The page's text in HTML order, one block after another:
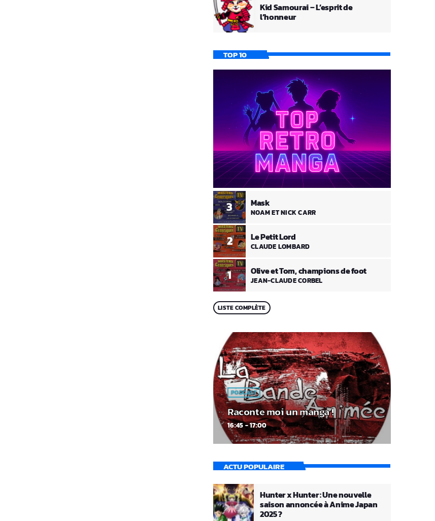
Kid Samourai – L’esprit de
l’honneur
TOP 10
1 Olive et Tom, champions de foot
JEAN-CLAUDE CORBEL
2 Le Petit Lord
CLAUDE LOMBARD
3 Mask
NOAM ET NICK CARR
LISTE COMPLÈTE
PODCAST
Raconte moi un manga !
16:45 - 17:00
ACTU POPULAIRE
Hunter x Hunter : Une nouvelle
saison annoncée à Anime Japan
2025 ?